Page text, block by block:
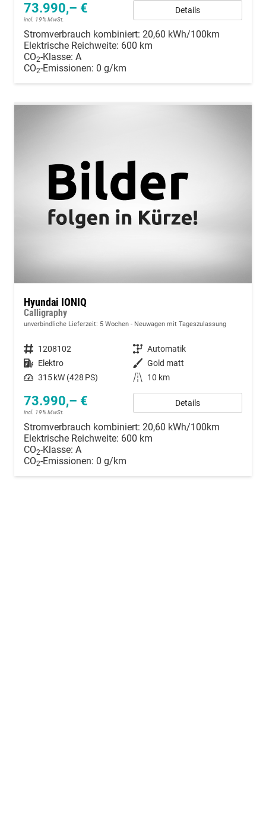
73.990,– €
incl. 19% MwSt.
Details
Stromverbrauch kombiniert: 20,60 kWh/100km
Elektrische Reichweite: 600 km
CO2-Klasse: A
CO2-Emissionen: 0 g/km
Hyundai IONIQ
Calligraphy
unverbindliche Lieferzeit: 5 Wochen Neuwagen mit Tageszulassung
Fahrzeugnummer 1208102 Getriebe Automatik
Kraftstoff Elektro Außenfarbe Gold matt
Leistung 315 kW (428 PS) Kilometerstand 10 km
73.990,– €
incl. 19% MwSt.
Details
Stromverbrauch kombiniert: 20,60 kWh/100km
Elektrische Reichweite: 600 km
CO2-Klasse: A
CO2-Emissionen: 0 g/km